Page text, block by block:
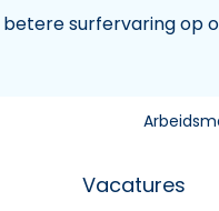
surfervaring op
Vacatures